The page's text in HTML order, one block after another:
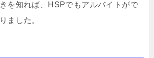
を知れば、HSPでもアルバイトがで
ました。